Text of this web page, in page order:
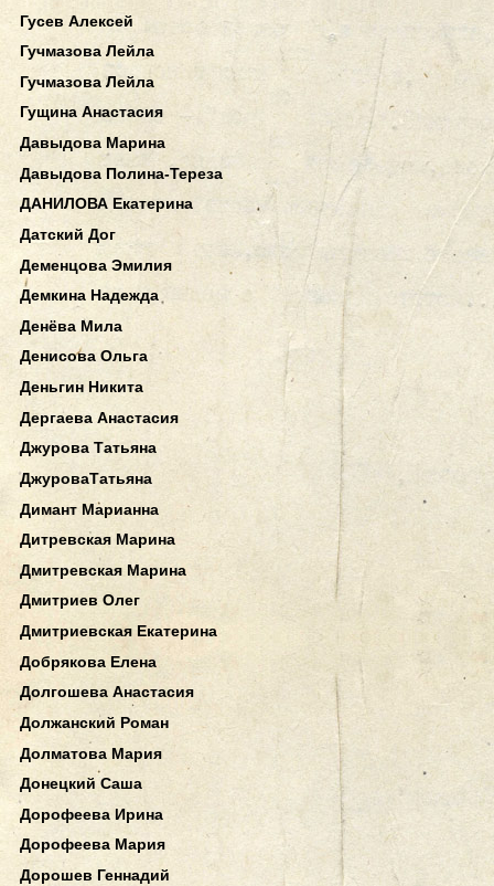
Гусев Алексей
Гучмазова Лейла
Гучмазова Лейла
Гущина Анастасия
Давыдова Марина
Давыдова Полина-Тереза
ДАНИЛОВА Екатерина
Датский Дог
Деменцова Эмилия
Демкина Надежда
Денёва Мила
Денисова Ольга
Деньгин Никита
Дергаева Анастасия
Джурова Татьяна
ДжуроваТатьяна
Димант Марианна
Дитревская Марина
Дмитревская Марина
Дмитриев Олег
Дмитриевская Екатерина
Добрякова Елена
Долгошева Анастасия
Должанский Роман
Долматова Мария
Донецкий Саша
Дорофеева Ирина
Дорофеева Мария
Дорошев Геннадий